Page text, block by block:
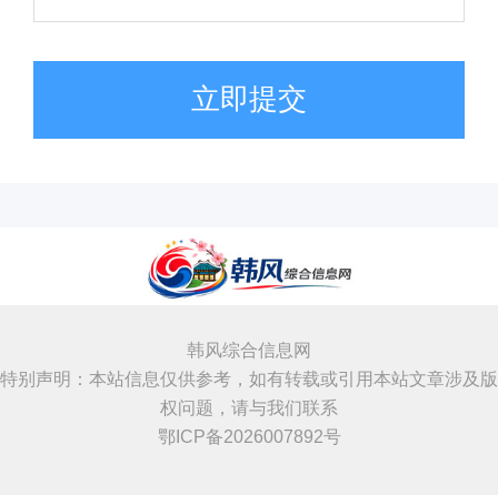
立即提交
韩风综合信息网
特别声明：本站信息仅供参考，如有转载或引用本站文章涉及版
权问题，请与我们联系
鄂ICP备2026007892号